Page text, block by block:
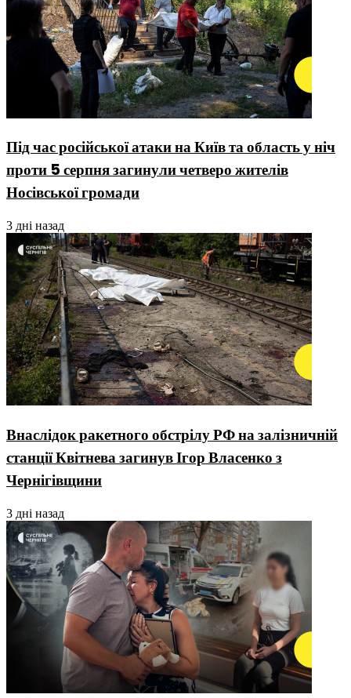
Під час російської атаки на Київ та область у ніч
проти 5 серпня загинули четверо жителів
Носівської громади
3 дні назад
Внаслідок ракетного обстрілу РФ на залізничній
станції Квітнева загинув Ігор Власенко з
Чернігівщини
3 дні назад